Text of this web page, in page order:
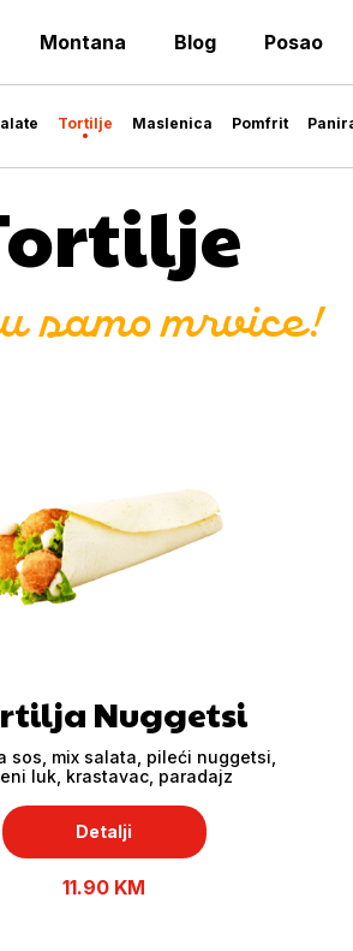
Tortilje Maslenica Pomfrit
Montana Blog Posao
samo mrvice!
Nuggetsi
sos, mix salata, pileći nuggetsi,
luk, krastavac, paradajz
Detalji
11.90 KM